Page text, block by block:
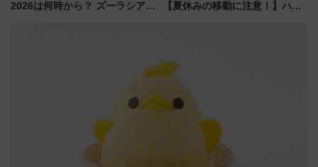
2026は何時から？ ズーラシア・
【夏休みの移動に注意！】ハン